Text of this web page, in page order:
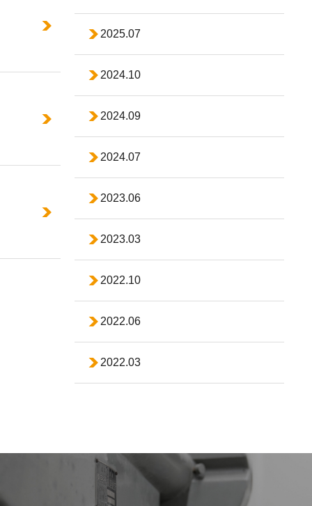
2025.07
2024.10
2024.09
2024.07
2023.06
2023.03
2022.10
2022.06
2022.03